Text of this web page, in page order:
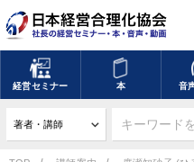
経営セミナー 本 音